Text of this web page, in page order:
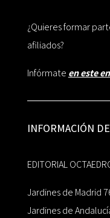
¿Quieres formar
afiliados?
Infórmate en este
INFORMACIÓN
EDITORIAL
Jardines de Madrid
Jardines de